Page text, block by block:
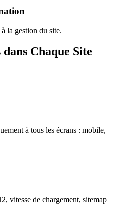
la gestion du site.
Chaque Site
à tous les écrans : mobile,
vitesse de chargement, sitemap